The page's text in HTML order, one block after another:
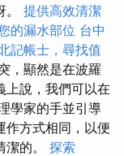
提供高效清潔
的漏水部位 台中
記帳士，尋找值
，顯然是在波羅
上說，我們可以在
學家的手並引導
作方式相同，以便
的。 探索